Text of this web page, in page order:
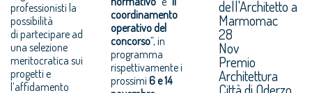
professionisti la
possibilità
di partecipare ad
una selezione
meritocratica sui
progetti e
l’affidamento
coordinamento
operativo del
concorso”, in
programma
rispettivamente i
prossimi6 e 14
dell'Architetto a
Marmomac
28
Nov
Premio
Architettura
Città di Oderzo